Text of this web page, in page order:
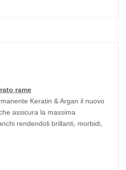
rame
Keratin & Argan il nuovo
assicura la massima
rendendoli brillanti, morbidi,